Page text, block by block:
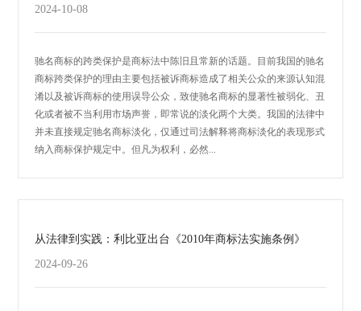
2024-10-08
驰名商标的跨类保护是商标法中陈旧且常新的话题。目前我国的驰名
商标跨类保护的理由主要包括被诉商标造成了相关公众的来源认知混
淆以及被诉商标的使用误导公众，致使驰名商标的显著性被弱化、丑
化或者被不当利用市场声誉，即常说的淡化两个大类。我国的法律中
并未直接规定驰名商标淡化，仅通过司法解释将商标淡化的表现形式
纳入商标保护规定中。但凡为权利，必然...
从法律到实践：利比亚出台《2010年商标法实施条例》
2024-09-26